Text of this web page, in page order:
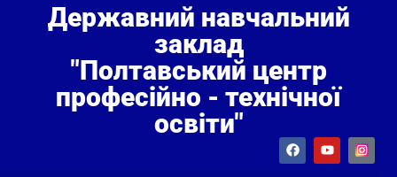
Державний навчальний
заклад
"Полтавський центр
професійно - технічної
освіти"